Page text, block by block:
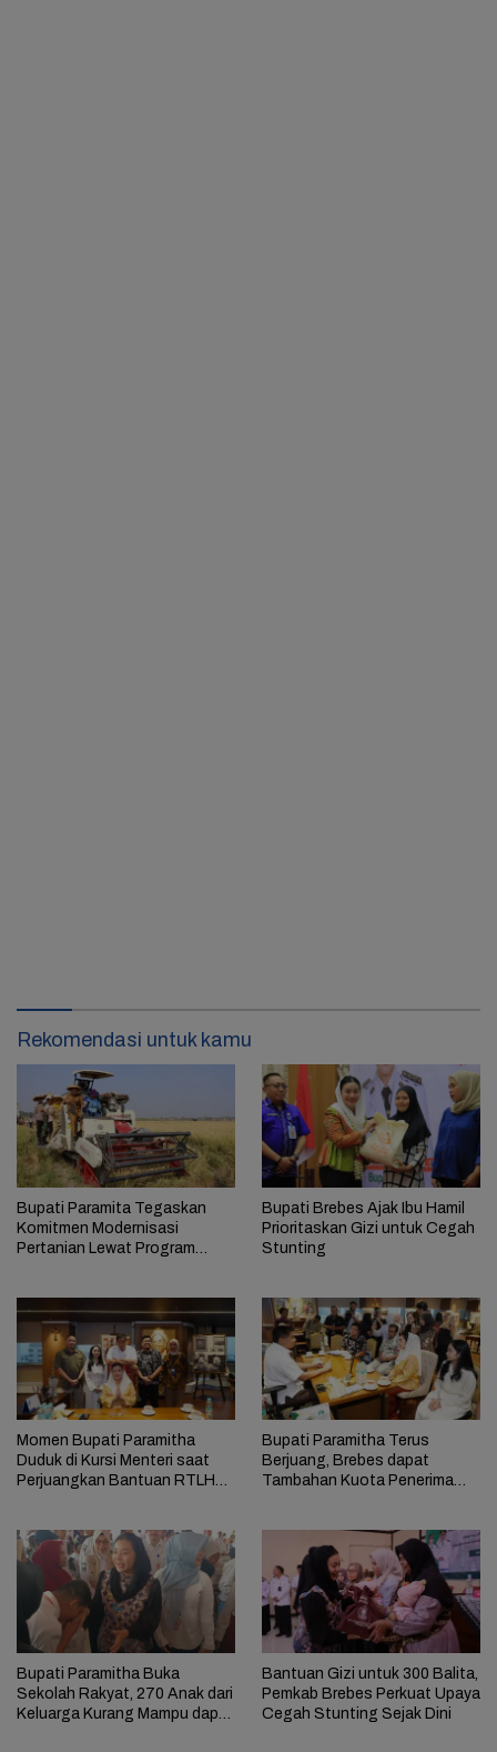
Rekomendasi untuk kamu
Bupati Paramita Tegaskan
Komitmen Modernisasi
Pertanian Lewat Program
Bupati Brebes Ajak Ibu Hamil
Prioritaskan Gizi untuk Cegah
Stunting
Momen Bupati Paramitha
Duduk di Kursi Menteri saat
Perjuangkan Bantuan RTLH
Bupati Paramitha Terus
Berjuang, Brebes dapat
Tambahan Kuota Penerima
Bupati Paramitha Buka
Sekolah Rakyat, 270 Anak dari
Keluarga Kurang Mampu dapat
Bantuan Gizi untuk 300 Balita,
Pemkab Brebes Perkuat Upaya
Cegah Stunting Sejak Dini